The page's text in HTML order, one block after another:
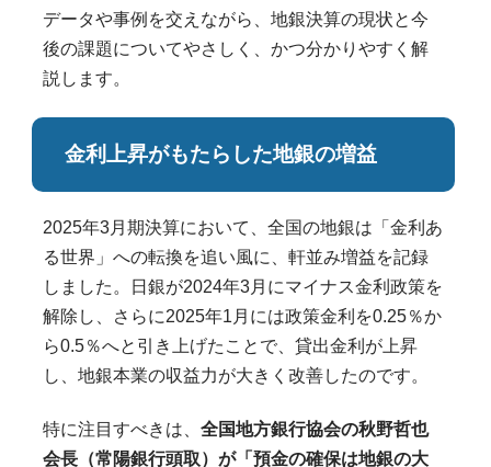
データや事例を交えながら、地銀決算の現状と今
後の課題についてやさしく、かつ分かりやすく解
説します。
金利上昇がもたらした地銀の増益
2025年3月期決算において、全国の地銀は「金利あ
る世界」への転換を追い風に、軒並み増益を記録
しました。日銀が2024年3月にマイナス金利政策を
解除し、さらに2025年1月には政策金利を0.25％か
ら0.5％へと引き上げたことで、貸出金利が上昇
し、地銀本業の収益力が大きく改善したのです。
特に注目すべきは、 全国地方銀行協会の秋野哲也
会長（常陽銀行頭取）が「預金の確保は地銀の大